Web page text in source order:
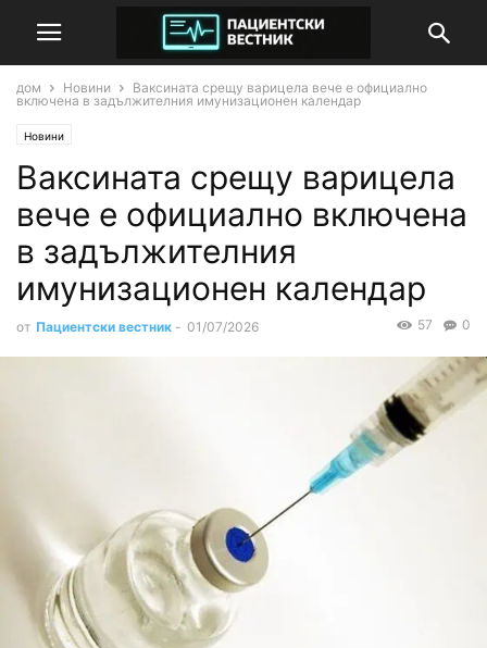
дом Новини
Ваксината срещу варицела вече е официално
включена в задължителния имунизационен календар
Новини
Ваксината срещу варицела
вече е официално включена
в задължителния
имунизационен календар
от Пациентски вестник - 01/07/2026 0
57